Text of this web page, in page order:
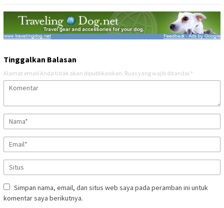
Tinggalkan Balasan
Alamat email Anda tidak akan dipublikasikan. Ruas yang wajib ditandai *
Simpan nama, email, dan situs web saya pada peramban ini untuk
komentar saya berikutnya.